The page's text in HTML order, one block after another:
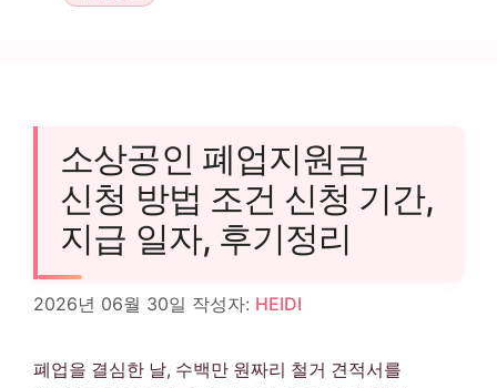
소상공인 폐업지원금
신청 방법 조건 신청 기간,
지급 일자, 후기정리
2026년 06월 30일 작성자: HEIDI
폐업을 결심한 날, 수백만 원짜리 철거 견적서를